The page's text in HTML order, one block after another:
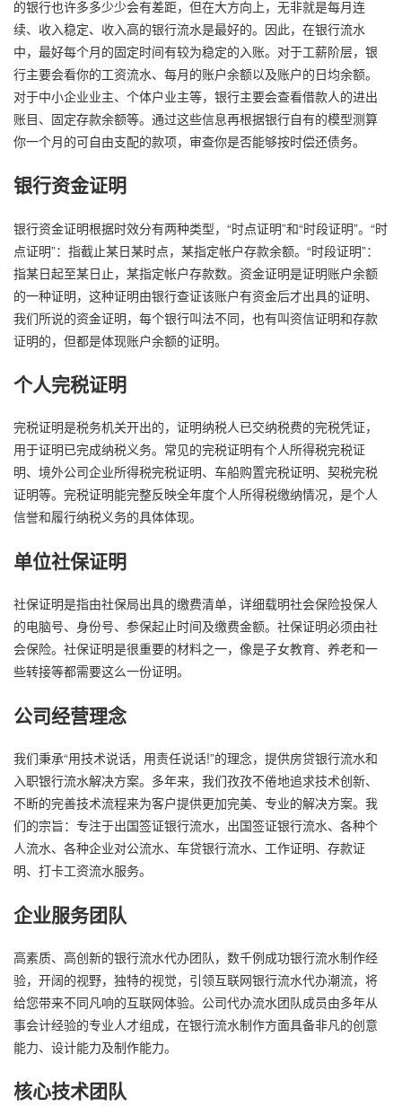
的银行也许多多少少会有差距，但在大方向上，无非就是每月连
续、收入稳定、收入高的银行流水是最好的。因此，在银行流水
中，最好每个月的固定时间有较为稳定的入账。对于工薪阶层，银
行主要会看你的工资流水、每月的账户余额以及账户的日均余额。
对于中小企业业主、个体户业主等，银行主要会查看借款人的进出
账目、固定存款余额等。通过这些信息再根据银行自有的模型测算
你一个月的可自由支配的款项，审查你是否能够按时偿还债务。
银行资金证明
银行资金证明根据时效分有两种类型，“时点证明”和“时段证明”。“时
点证明”：指截止某日某时点，某指定帐户存款余额。“时段证明”：
指某日起至某日止，某指定帐户存款数。资金证明是证明账户余额
的一种证明，这种证明由银行查证该账户有资金后才出具的证明、
我们所说的资金证明，每个银行叫法不同，也有叫资信证明和存款
证明的，但都是体现账户余额的证明。
个人完税证明
完税证明是税务机关开出的，证明纳税人已交纳税费的完税凭证，
用于证明已完成纳税义务。常见的完税证明有个人所得税完税证
明、境外公司企业所得税完税证明、车船购置完税证明、契税完税
证明等。完税证明能完整反映全年度个人所得税缴纳情况，是个人
信誉和履行纳税义务的具体体现。
单位社保证明
社保证明是指由社保局出具的缴费清单，详细载明社会保险投保人
的电脑号、身份号、参保起止时间及缴费金额。社保证明必须由社
会保险。社保证明是很重要的材料之一，像是子女教育、养老和一
些转接等都需要这么一份证明。
公司经营理念
我们秉承“用技术说话，用责任说话!”的理念，提供房贷银行流水和
入职银行流水解决方案。多年来，我们孜孜不倦地追求技术创新、
不断的完善技术流程来为客户提供更加完美、专业的解决方案。我
们的宗旨：专注于出国签证银行流水，出国签证银行流水、各种个
人流水、各种企业对公流水、车贷银行流水、工作证明、存款证
明、打卡工资流水服务。
企业服务团队
高素质、高创新的银行流水代办团队，数千例成功银行流水制作经
验，开阔的视野，独特的视觉，引领互联网银行流水代办潮流，将
给您带来不同凡响的互联网体验。公司代办流水团队成员由多年从
事会计经验的专业人才组成，在银行流水制作方面具备非凡的创意
能力、设计能力及制作能力。
核心技术团队